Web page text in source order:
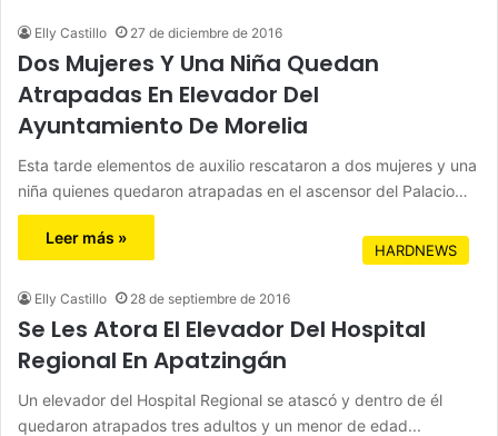
Elly Castillo 27 de diciembre de 2016
Dos Mujeres Y Una Niña Quedan
Atrapadas En Elevador Del
Ayuntamiento De Morelia
Esta tarde elementos de auxilio rescataron a dos mujeres y una
niña quienes quedaron atrapadas en el ascensor del Palacio…
Leer más »
HARDNEWS
Elly Castillo 28 de septiembre de 2016
Se Les Atora El Elevador Del Hospital
Regional En Apatzingán
Un elevador del Hospital Regional se atascó y dentro de él
quedaron atrapados tres adultos y un menor de edad...